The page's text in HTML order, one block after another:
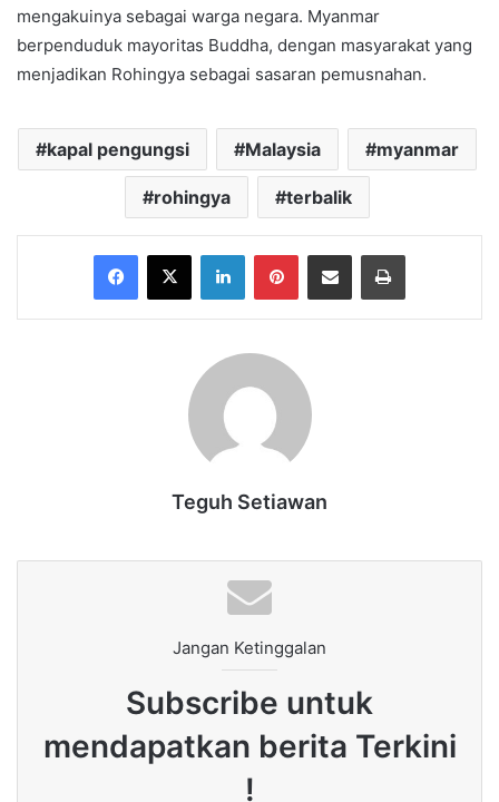
mengakuinya sebagai warga negara. Myanmar
berpenduduk mayoritas Buddha, dengan masyarakat yang
menjadikan Rohingya sebagai sasaran pemusnahan.
kapal pengungsi Malaysia myanmar
rohingya terbalik
Facebook
X LinkedInPinterestShare via Email Print
Teguh Setiawan
Jangan Ketinggalan
Subscribe untuk
mendapatkan berita Terkini
!